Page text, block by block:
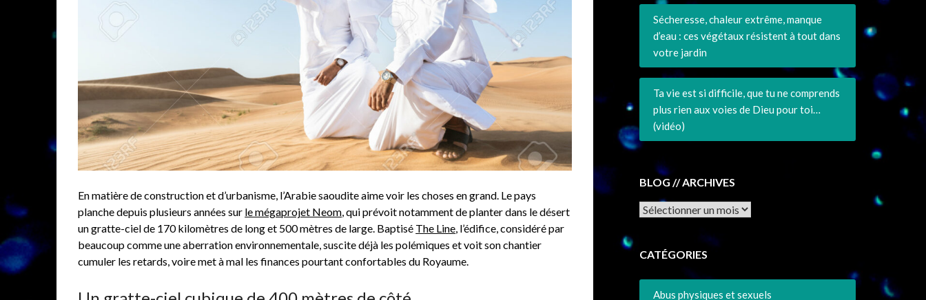
En matière de construction et d’urbanisme, l’Arabie saoudite aime voir les choses en grand. Le pays
planche depuis plusieurs années sur le mégaprojet Neom, qui prévoit notamment de planter dans le désert
un gratte-ciel de 170 kilomètres de long et 500 mètres de large. Baptisé The Line, l’édifice, considéré par
beaucoup comme une aberration environnementale, suscite déjà les polémiques et voit son chantier
cumuler les retards, voire met à mal les finances pourtant confortables du Royaume.
Sécheresse, chaleur extrême, manque
d’eau : ces végétaux résistent à tout dans
votre jardin
Ta vie est si difficile, que tu ne comprends
plus rien aux voies de Dieu pour toi…
(vidéo)
BLOG // ARCHIVES
Archives
CATÉGORIES
Abus physiques et sexuels